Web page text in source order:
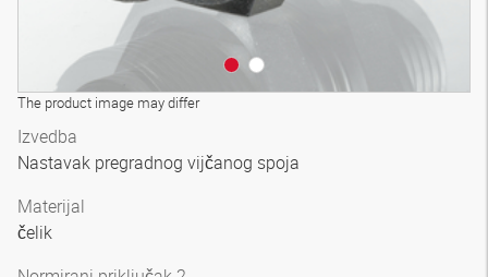
The product image may differ
Izvedba
Nastavak pregradnog vijčanog spoja
Materijal
čelik